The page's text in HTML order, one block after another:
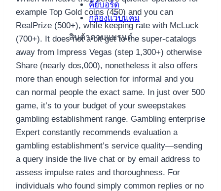
คีย์บอร์ด
กล้องแว็บแคม
สินค้าตามแบรนด์
example Top Gold coins (450) and you can
RealPrize (500+), while keeping rate with McLuck
(700+). It does not a bit get to the super-catalogs
away from Impress Vegas (step 1,300+) otherwise
Share (nearly dos,000), nonetheless it also offers
more than enough selection for informal and you
can normal people the exact same. In just over 500
game, it’s to your budget of your sweepstakes
gambling establishment range. Gambling enterprise
Expert constantly recommends evaluation a
gambling establishment’s service quality—sending
a query inside the live chat or by email address to
assess impulse rates and thoroughness. For
individuals who found simply common replies or no